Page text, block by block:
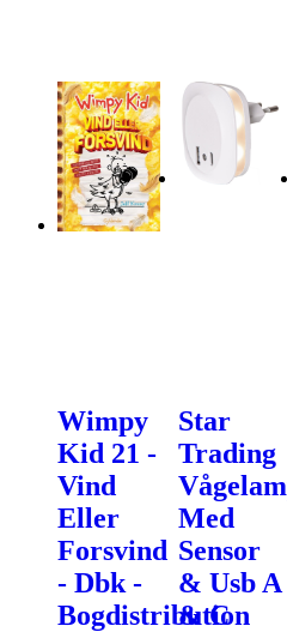
Wimpy
Kid 21 -
Vind
Eller
Forsvind
- Dbk -
Bogdistribution
Star
Trading
Med
Sensor
& Usb A
& C